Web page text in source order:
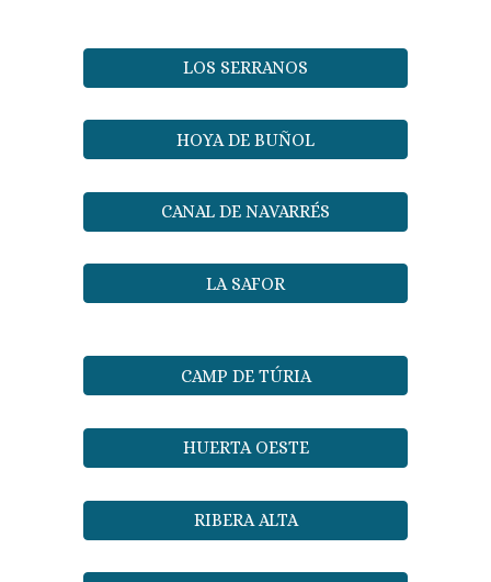
LOS SERRANOS
HOYA DE BUÑOL
CANAL DE NAVARRÉS
LA SAFOR
CAMP DE TÚRIA
HUERTA OESTE
RIBERA ALTA